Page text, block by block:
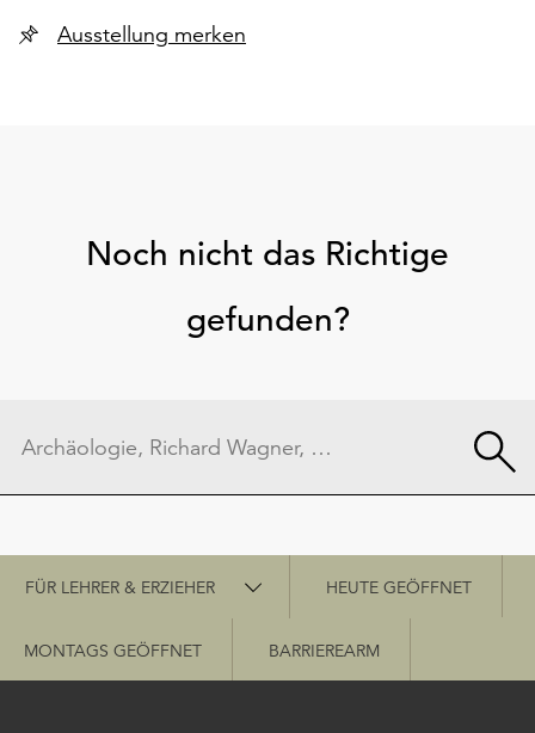
Ausstellung merken
Noch nicht das Richtige
gefunden?
Schnellzugriff
FÜR LEHRER & ERZIEHER HEUTE GEÖFFNET
MONTAGS GEÖFFNET BARRIEREARM